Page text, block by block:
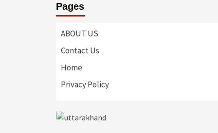
Pages
ABOUT US
Contact Us
Home
Privacy Policy